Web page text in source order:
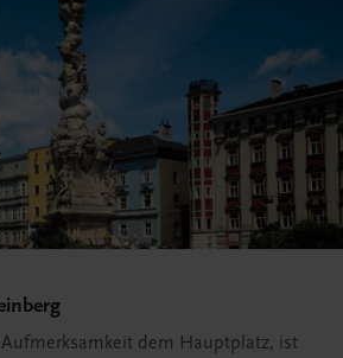
dem Hauptplatz, ist